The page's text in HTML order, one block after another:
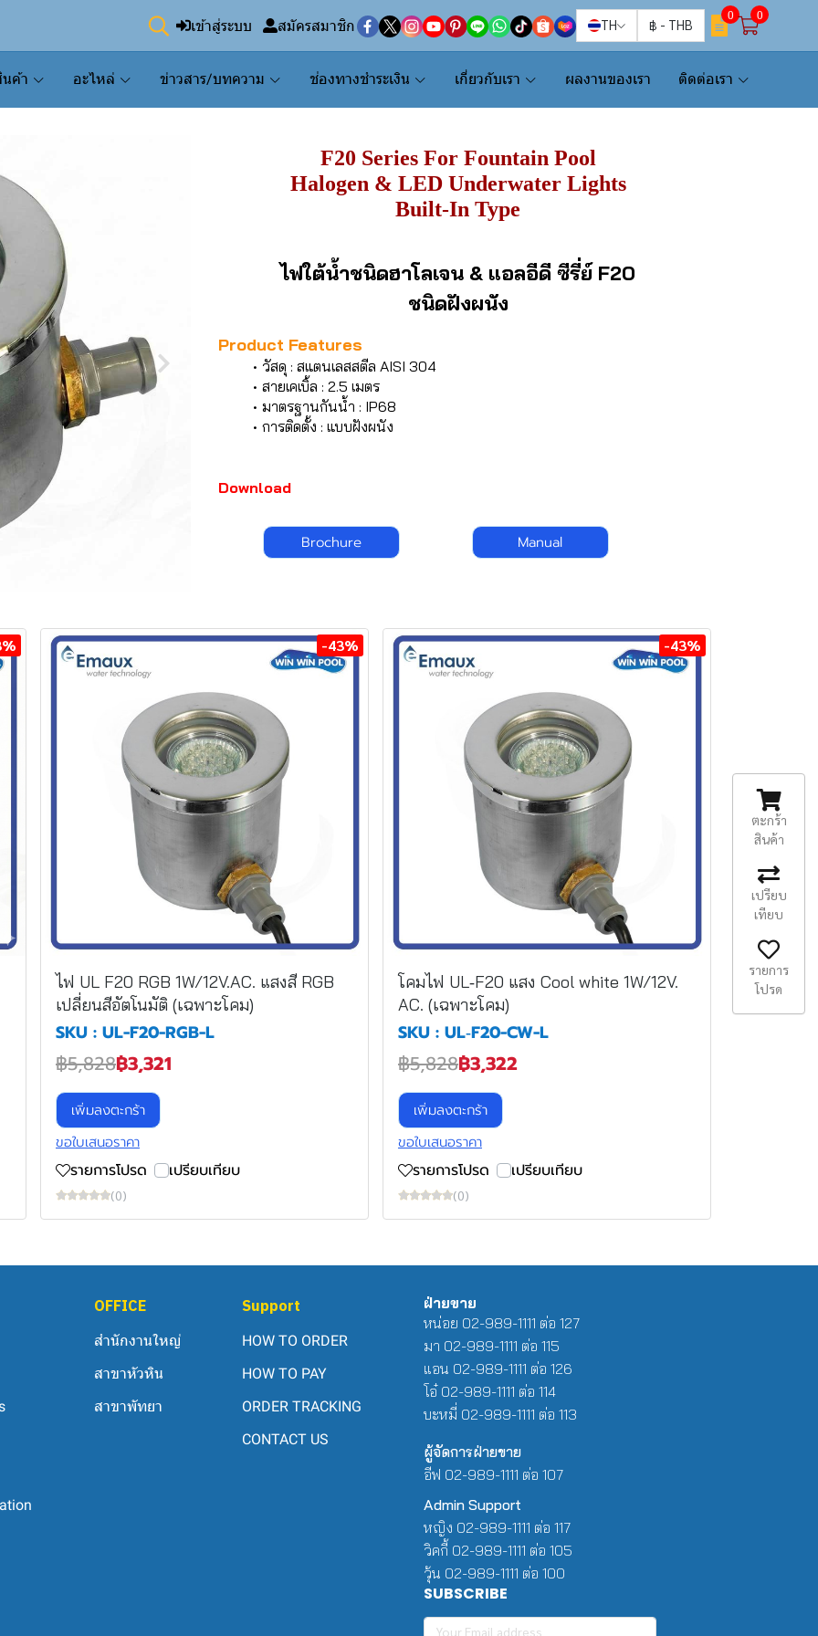
เข้าสู่ระบบ สมัครสมาชิก TH ฿ - THB
0 0
ค้า อะไหล่ ข่าวสาร/บทความ ช่องทางชำระเงิน เกี่ยวกับเรา ผลงานของเรา ติดต่อเรา
F20 Series For Fountain Pool
Halogen & LED Underwater Lights
Built-In Type
ไฟใต้น้ำชนิดฮาโลเจน & แอลอีดี ซีรี่ย์ F20
ชนิดฝังผนัง
Product Features
วัสดุ : สแตนเลสสตีล AISI 304
สายเคเบิ้ล : 2.5 เมตร
มาตรฐานกันน้ำ : IP68
การติดตั้ง : แบบฝังผนัง
Download
Brochure Manual
-43%
ไฟ UL F20 RGB 1W/12V.AC. แสงสี RGB
เปลี่ยนสีอัตโนมัติ (เฉพาะโคม)
SKU : UL-F20-RGB-L
฿5,828฿3,321
เพิ่มลงตะกร้า
ขอใบเสนอราคา
รายการโปรด เปรียบเทียบ
(0)
-43%
โคมไฟ UL‐F20 แสง Cool white 1W/12V.
AC. (เฉพาะโคม)
SKU : UL‐F20-CW-L
฿5,828฿3,322
เพิ่มลงตะกร้า
ขอใบเสนอราคา
รายการโปรด เปรียบเทียบ
(0)
OFFICE
สำนักงานใหญ่
สาขาหัวหิน
สาขาพัทยา
Support
HOW TO ORDER
HOW TO PAY
ORDER TRACKING
CONTACT US
ฝ่ายขาย
หน่อย 02-989-1111 ต่อ 127
มา 02-989-1111 ต่อ 115
แอน 02-989-1111 ต่อ 126
โอ๋ 02-989-1111 ต่อ 114
บะหมี่ 02-989-1111 ต่อ 113
ผู้จัดการฝ่ายขาย
อีฟ 02-989-1111 ต่อ 107
Admin Support
หญิง 02-989-1111 ต่อ 117
วิคกี้ 02-989-1111 ต่อ 105
วุ้น 02-989-1111 ต่อ 100
SUBSCRIBE
ตะกร้า
สินค้า
เปรียบ
เทียบ
รายการ
โปรด